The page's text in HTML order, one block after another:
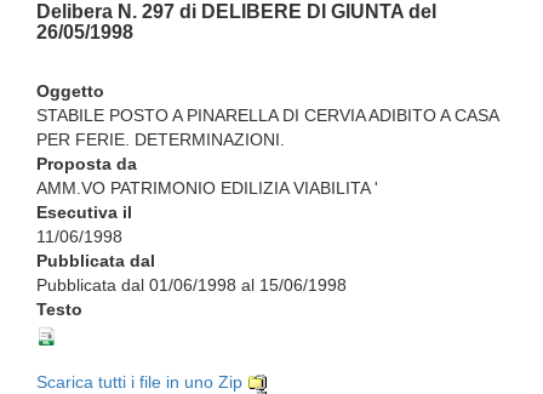
Delibera N. 297 di DELIBERE DI GIUNTA del
26/05/1998
Oggetto
STABILE POSTO A PINARELLA DI CERVIA ADIBITO A CASA
PER FERIE. DETERMINAZIONI.
Proposta da
AMM.VO PATRIMONIO EDILIZIA VIABILITA '
Esecutiva il
11/06/1998
Pubblicata dal
Pubblicata dal 01/06/1998 al 15/06/1998
Testo
Scarica tutti i file in uno Zip